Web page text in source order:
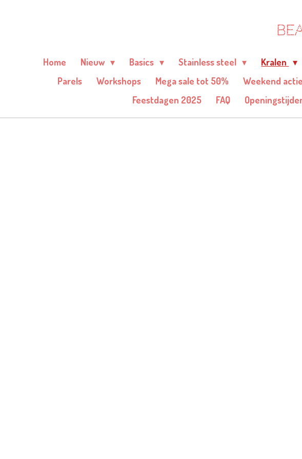
hoofdinhoud
Home Nieuw Basics Stainless steel Kralen
Parels
Workshops Mega sale tot 50% Weekend actie
Feestdagen 2025
FAQ